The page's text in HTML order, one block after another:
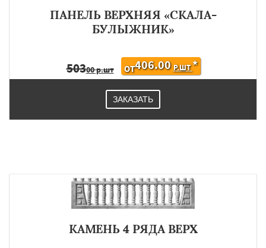
ПАНЕЛЬ ВЕРХНЯЯ «СКАЛА-
БУЛЫЖНИК»
50300 р.шт ОТ406.00 Р.ШТ*
ЗАКАЗАТЬ
КАМЕНЬ 4 РЯДА ВЕРХ